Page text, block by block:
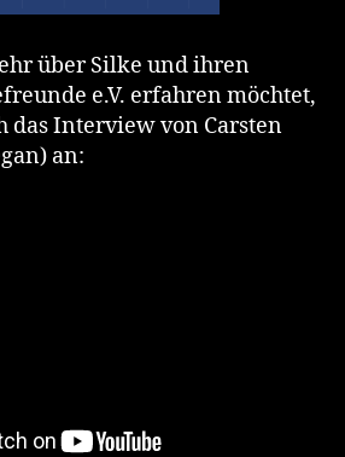
über Silke und ihren
e.V. erfahren möchtet,
das Interview von Carsten
an: